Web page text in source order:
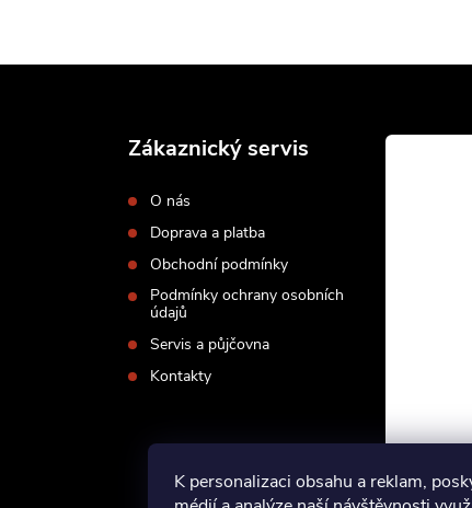
K personalizaci obsahu a reklam,
Zákaznický servis
O nás
Doprava a platba
Obchodní podmínky
Podmínky ochrany osobních
údajů
Servis a půjčovna
Kontakty